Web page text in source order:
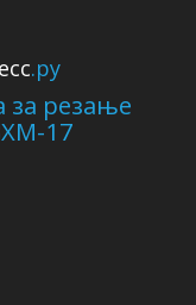
.ру
за резање
17